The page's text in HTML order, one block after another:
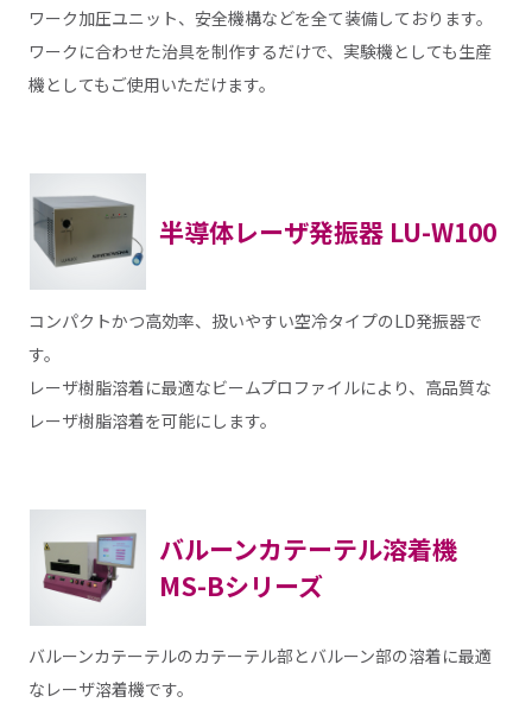
ワーク加圧ユニット、安全機構などを全て装備しております。
ワークに合わせた治具を制作するだけで、実験機としても生産
機としてもご使用いただけます。
半導体レーザ発振器 LU-W100
コンパクトかつ高効率、扱いやすい空冷タイプのLD発振器で
す。
レーザ樹脂溶着に最適なビームプロファイルにより、高品質な
レーザ樹脂溶着を可能にします。
バルーンカテーテル溶着機
MS-Bシリーズ
バルーンカテーテルのカテーテル部とバルーン部の溶着に最適
なレーザ溶着機です。